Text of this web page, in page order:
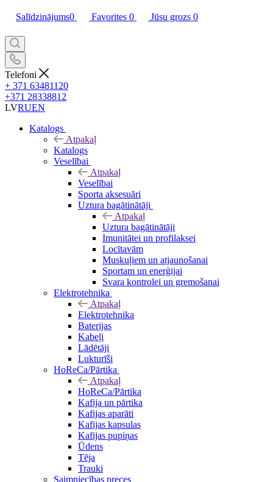
Salīdzinājums0 Favorites 0 Jūsu grozs 0
Telefoni
+ 371 63481120
+371 28338812
LVRUEN
Katalogs
Atpakaļ
Katalogs
Veselībai
Atpakaļ
Veselībai
Sporta aksesuāri
Uztura bagātinātāji
Atpakaļ
Uztura bagātinātāji
Imunitātei un profilaksei
Locītavām
Muskuļiem un atjaunošanai
Sportam un enerģijai
Svara kontrolei un gremošanai
Elektrotehnika
Atpakaļ
Elektrotehnika
Baterijas
Kabeļi
Lādētāji
Lukturīši
HoReCa/Pārtika
Atpakaļ
HoReCa/Pārtika
Kafija un pārtika
Kafijas aparāti
Kafijas kapsulas
Kafijas pupiņas
Ūdens
Tēja
Trauki
Saimniecības preces